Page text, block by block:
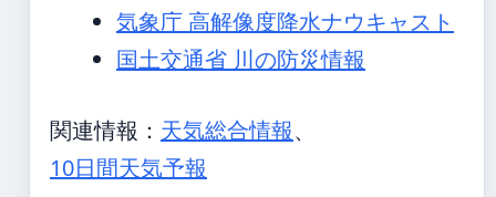
気象庁 高解像度降水ナウキャスト
国土交通省 川の防災情報
関連情報： 天気総合情報、
10日間天気予報